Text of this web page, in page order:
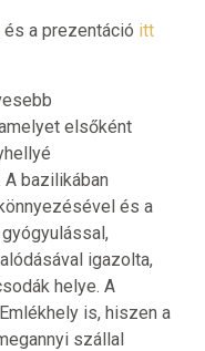
a prezentáció itt
elsőként
bazilikában
és a
igazolta,
helye. A
is, hiszen a
szállal